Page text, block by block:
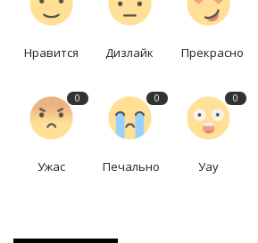
Нравится Дизлайк Прекрасно
0
Ужас
0
Печально
0
Уау